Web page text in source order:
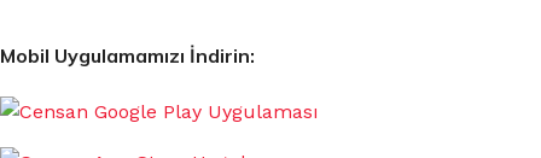
Mobil Uygulamamızı İndirin: